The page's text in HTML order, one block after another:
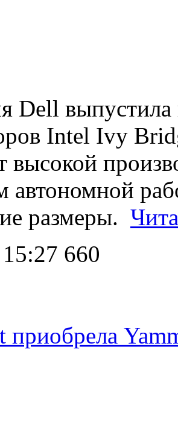
Dell выпустила
Intel Ivy
высокой
автономной
размеры.
660